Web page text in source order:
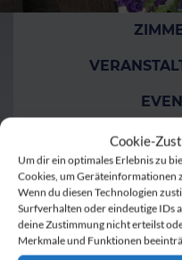
Cookie-
Um dir ein optimales Erlebnis zu
Cookies, um Geräteinformationen
Wenn du diesen Technologien
Surfverhalten oder eindeutige IDs
deine Zustimmung nicht erteilst
Merkmale und Funktionen